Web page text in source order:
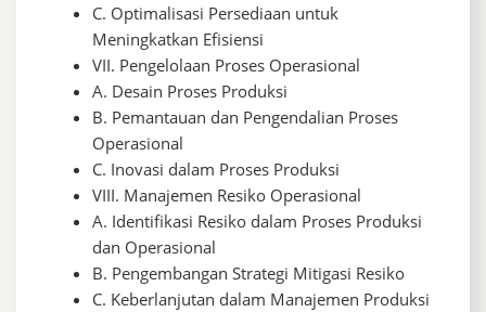
C. Optimalisasi Persediaan untuk
Meningkatkan Efisiensi
VII. Pengelolaan Proses Operasional
A. Desain Proses Produksi
B. Pemantauan dan Pengendalian Proses
Operasional
C. Inovasi dalam Proses Produksi
VIII. Manajemen Resiko Operasional
A. Identifikasi Resiko dalam Proses Produksi
dan Operasional
B. Pengembangan Strategi Mitigasi Resiko
C. Keberlanjutan dalam Manajemen Produksi